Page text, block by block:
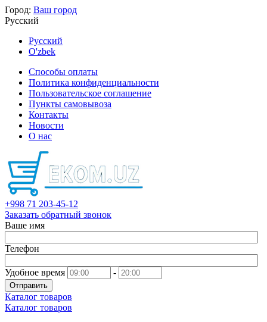
Город: Ваш город
Русский
Русский
O'zbek
Способы оплаты
Политика конфиденциальности
Пользовательское соглашение
Пункты самовывоза
Контакты
Новости
О нас
+998 71 203-45-12
Заказать обратный звонок
Ваше имя
Телефон
Удобное время -
Отправить
Каталог товаров
Каталог товаров